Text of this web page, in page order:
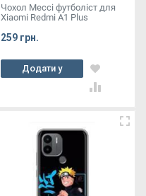
Чохол Мессі футболіст для
Xiaomi Redmi A1 Plus
259 грн.
Додати у
кошик